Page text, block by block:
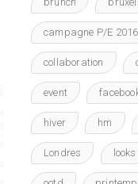
campagne P/E 2016
collaboration
event
hiver hm
Londres looks